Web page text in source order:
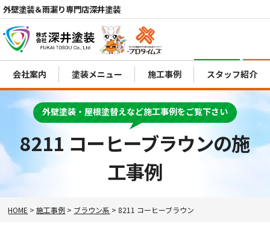
外壁塗装＆雨漏り専門店深井塗装
電話 MENU
会社案内 塗装メニュー 施工事例 スタッフ紹介
8211 コーヒーブラウンの施
工事例
外壁塗装・屋根塗替えなど施工事例をご覧下さい
HOME >施工事例 > ブラウン系 > 8211 コーヒーブラウン